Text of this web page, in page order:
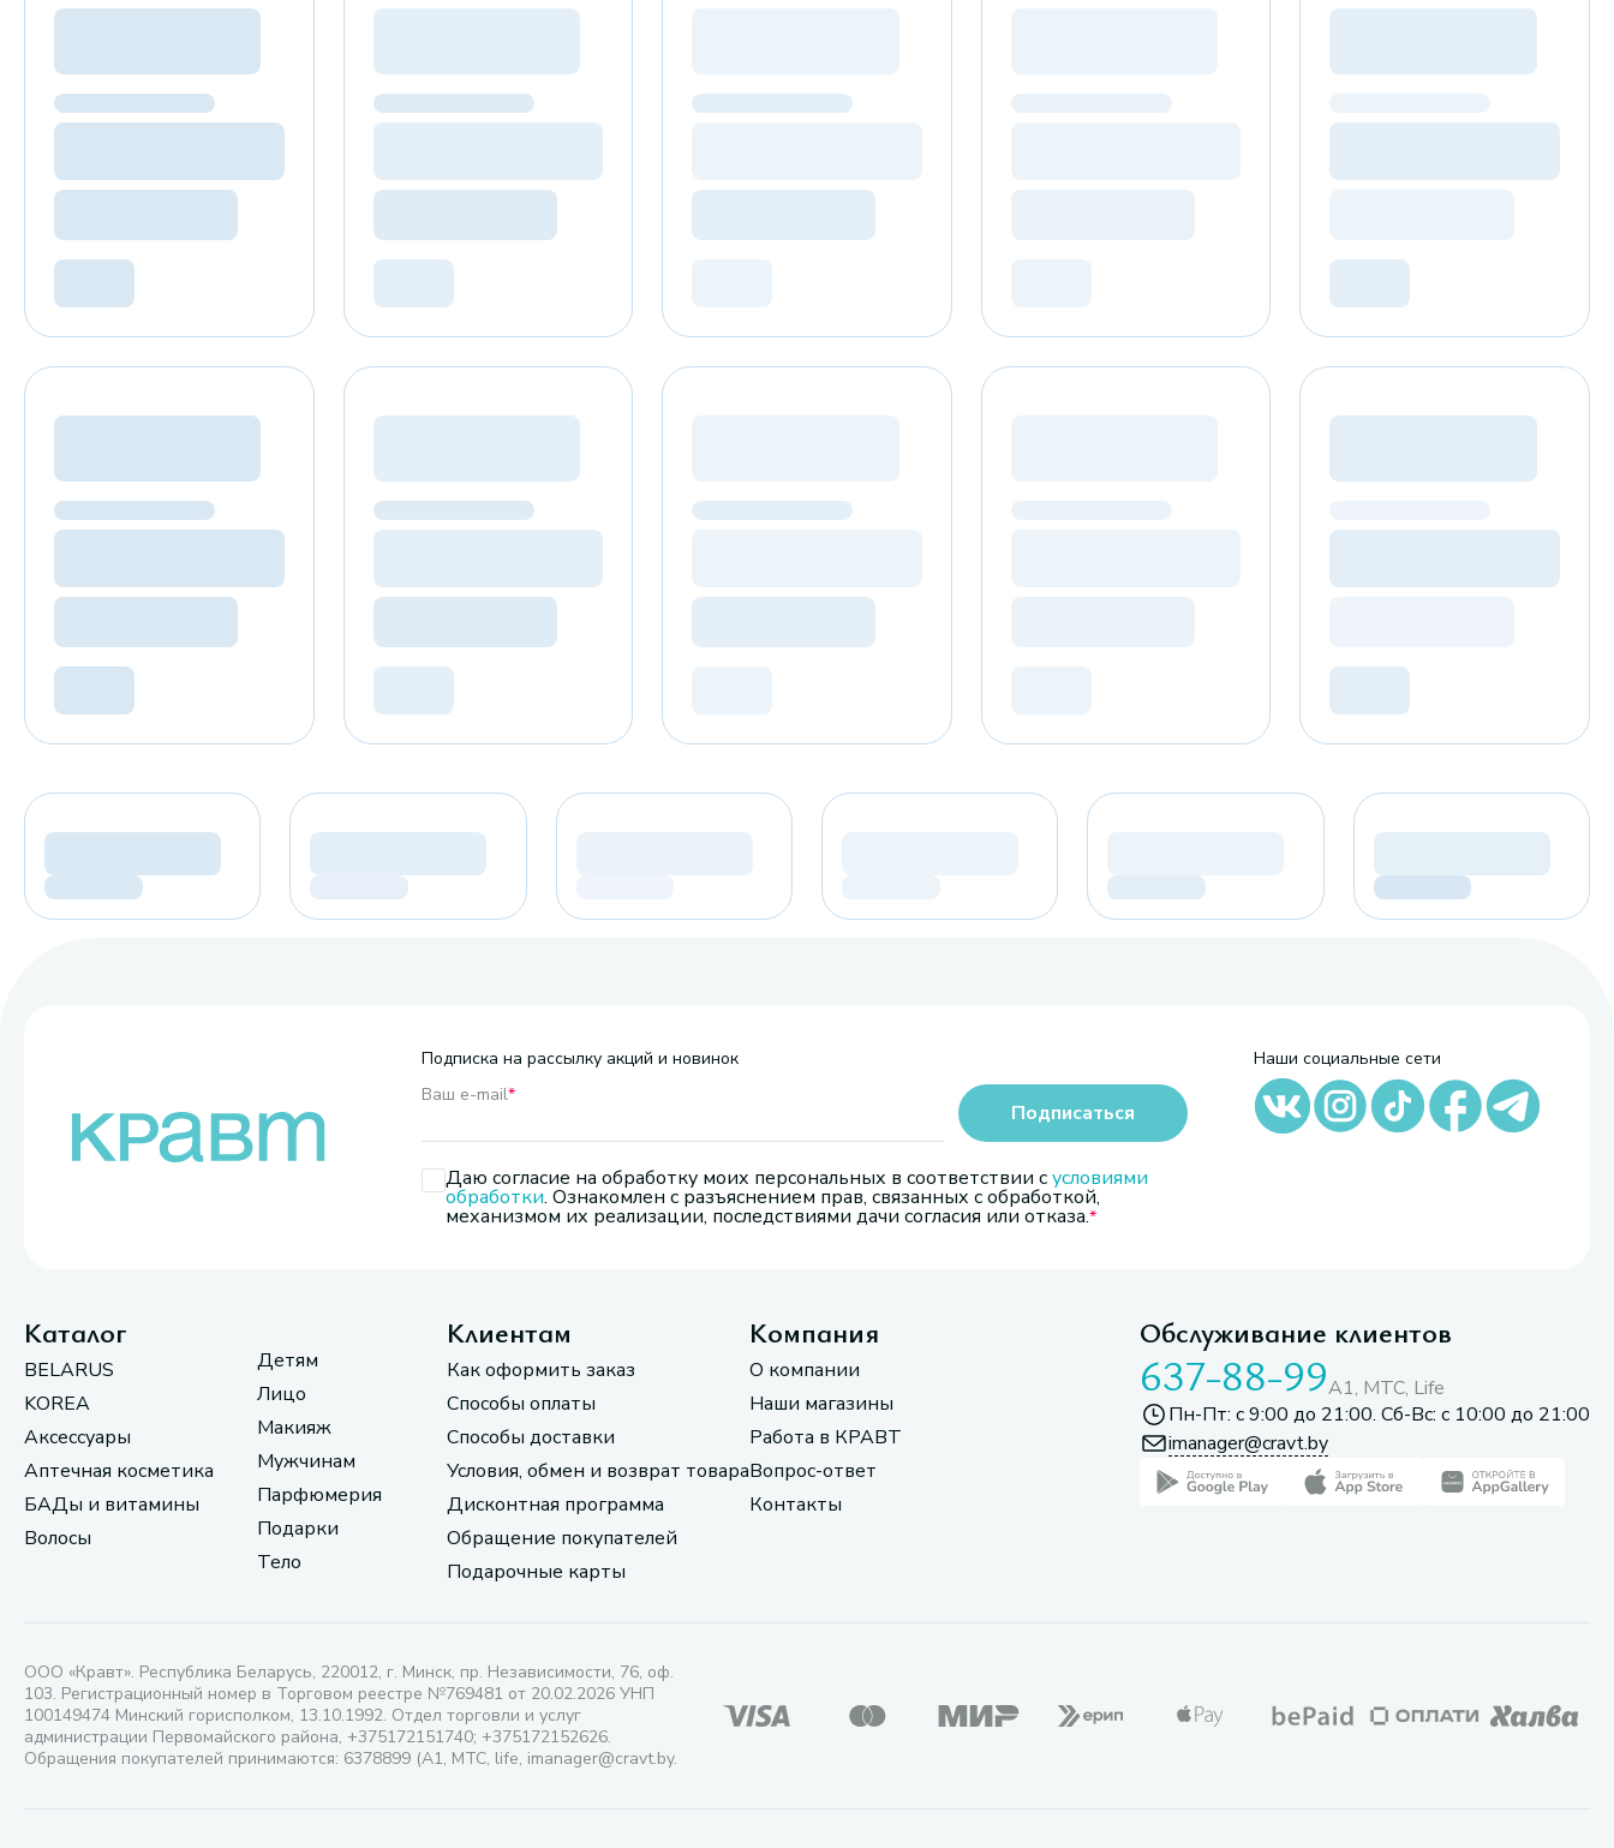
Подписка на рассылку акций и новинок
Ваш e-mail*
Даю согласие на обработку моих персональных в соответствии сусловиями
обработки. Ознакомлен с разъяснением прав, связанных с обработкой,
механизмом их реализации, последствиями дачи согласия или отказа.
Подписаться
Наши социальные сети
Каталог
BELARUS
KOREA
Аксессуары
Аптечная косметика
БАДы и витамины
Волосы
Детям
Лицо
Макияж
Мужчинам
Парфюмерия
Подарки
Тело
Клиентам
Как оформить заказ
Способы оплаты
Способы доставки
Условия, обмен и возврат товара
Дисконтная программа
Обращение покупателей
Подарочные карты
Компания
О компании
Наши магазины
Работа в КРАВТ
Вопрос-ответ
Контакты
Обслуживание клиентов
637-88-99A1, МТС, Life
Пн-Пт: с 9:00 до 21:00. Сб-Вс: с 10:00 до 21:00
imanager@cravt.by
ООО «Кравт». Республика Беларусь, 220012, г. Минск, пр. Независимости, 76, оф.
103. Регистрационный номер в Торговом реестре №769481 от 20.02.2026 УНП
100149474 Минский горисполком, 13.10.1992. Отдел торговли и услуг
администрации Первомайского района, +375172151740; +375172152626.
Обращения покупателей принимаются: 6378899 (А1, МТС, life, imanager@cravt.by.